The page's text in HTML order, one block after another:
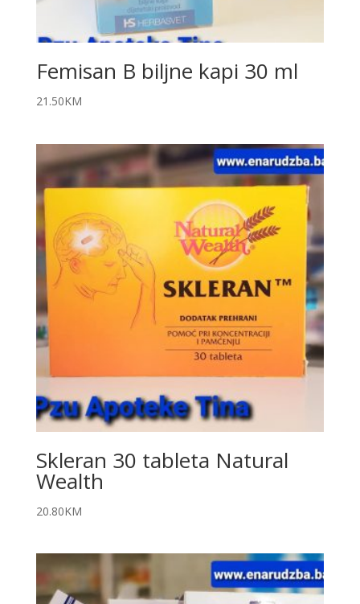
Femisan B biljne kapi 30 ml
21.50KM
Skleran 30 tableta Natural
Wealth
20.80KM